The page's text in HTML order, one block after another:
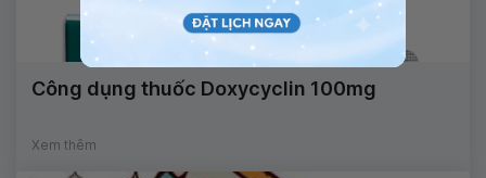
Công dụng thuốc Doxycyclin 100mg
Xem thêm